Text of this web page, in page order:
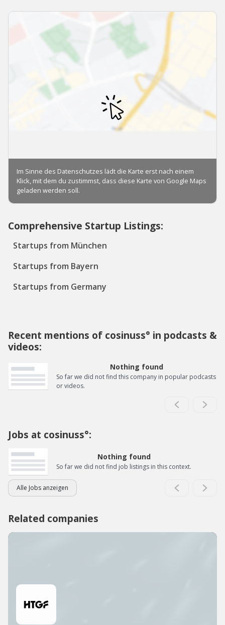
Comprehensive Startup Listings:
Startups from München
Startups from Bayern
Startups from Germany
Recent mentions of cosinuss° in podcasts &
videos:
Nothing found
So far we did not find this company in popular podcasts
or videos.
Jobs at cosinuss°:
Nothing found
So far we did not find job listings in this context.
Alle Jobs anzeigen
Related companies